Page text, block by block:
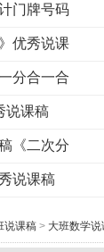
门牌号码
优秀说课
分合一合
说课稿
《二次分
说课稿
说课稿 > 大班数学说